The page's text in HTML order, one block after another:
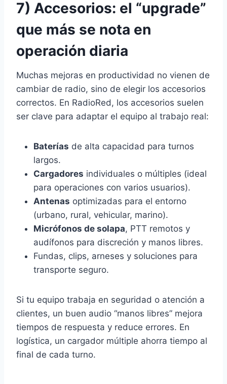
7) Accesorios: el “upgrade”
que más se nota en
operación diaria
Muchas mejoras en productividad no vienen de
cambiar de radio, sino de elegir los accesorios
correctos. En RadioRed, los accesorios suelen
ser clave para adaptar el equipo al trabajo real:
Baterías de alta capacidad para turnos
largos.
Cargadores individuales o múltiples (ideal
para operaciones con varios usuarios).
Antenas optimizadas para el entorno
(urbano, rural, vehicular, marino).
Micrófonos de solapa, PTT remotos y
audífonos para discreción y manos libres.
Fundas, clips, arneses y soluciones para
transporte seguro.
Si tu equipo trabaja en seguridad o atención a
clientes, un buen audio “manos libres” mejora
tiempos de respuesta y reduce errores. En
logística, un cargador múltiple ahorra tiempo al
final de cada turno.